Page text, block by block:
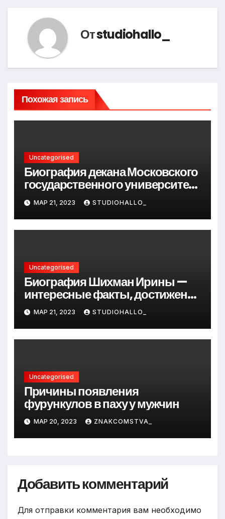
Отstudiohallo_
Похожая запись
Uncategorised
Биография декана Московского
государственного университета
Андрея Сидорова — от студента
до руководителя
МАР 21, 2023 STUDIOHALLO_
Uncategorised
Биография Шихман Ирины —
интересные факты, достижения
и путь к успеху
МАР 21, 2023 STUDIOHALLO_
Uncategorised
Причины появления
фурункулов в паху у мужчин
МАР 20, 2023 ZNAKCOMSTVA_
Добавить комментарий
Для отправки комментария вам необходимо